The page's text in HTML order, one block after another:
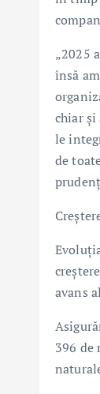
„2025
însă
chiar
le
de
avans
396